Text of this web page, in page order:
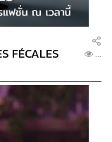
FÉCALES ...